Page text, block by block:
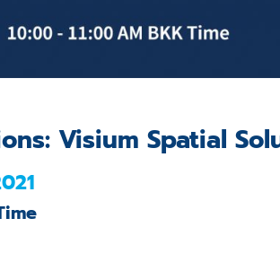
Visium Spatial